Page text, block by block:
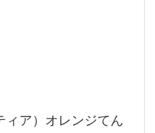
ア）オレンジてん